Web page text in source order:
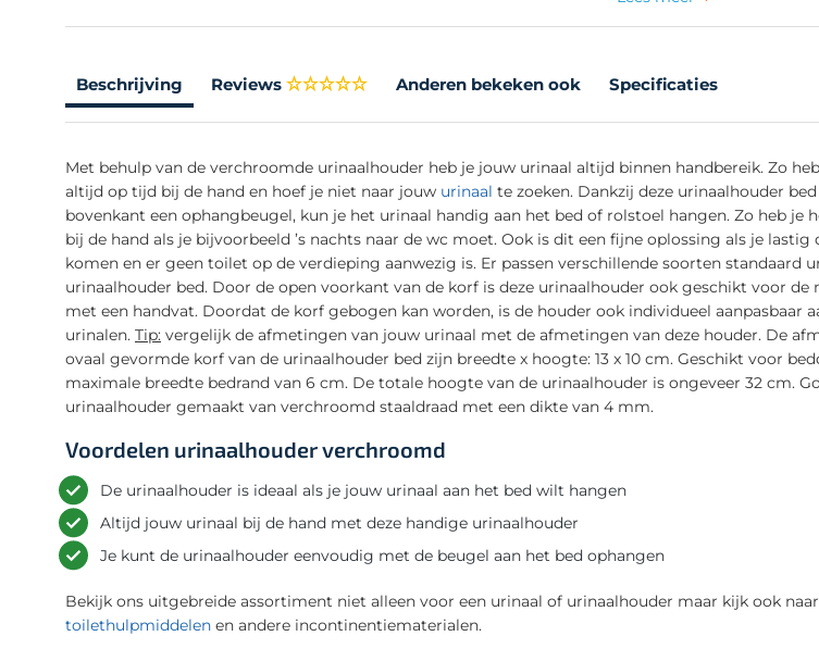
Beschrijving Reviews Anderen bekeken ook Specificaties
Met behulp van de verchroomde urinaalhouder heb je jouw urinaal altijd binnen handbereik. Zo
altijd op tijd bij de hand en hoef je niet naar jouw urinaal te zoeken. Dankzij deze urinaalhouder
bovenkant een ophangbeugel, kun je het urinaal handig aan het bed of rolstoel hangen. Zo heb je
bij de hand als je bijvoorbeeld ’s nachts naar de wc moet. Ook is dit een fijne oplossing als je lastig
komen en er geen toilet op de verdieping aanwezig is. Er passen verschillende soorten standaard
urinaalhouder bed. Door de open voorkant van de korf is deze urinaalhouder ook geschikt voor de
met een handvat. Doordat de korf gebogen kan worden, is de houder ook individueel aanpasbaar
urinalen. Tip: vergelijk de afmetingen van jouw urinaal met de afmetingen van deze houder. De
ovaal gevormde korf van de urinaalhouder bed zijn breedte x hoogte: 13 x 10 cm. Geschikt voor
maximale breedte bedrand van 6 cm. De totale hoogte van de urinaalhouder is ongeveer 32 cm.
urinaalhouder gemaakt van verchroomd staaldraad met een dikte van 4 mm.
Voordelen urinaalhouder verchroomd
De urinaalhouder is ideaal als je jouw urinaal aan het bed wilt hangen
Altijd jouw urinaal bij de hand met deze handige urinaalhouder
Je kunt de urinaalhouder eenvoudig met de beugel aan het bed ophangen
Bekijk ons uitgebreide assortiment niet alleen voor een urinaal of urinaalhouder maar kijk ook
toilethulpmiddelen en andere incontinentiematerialen.